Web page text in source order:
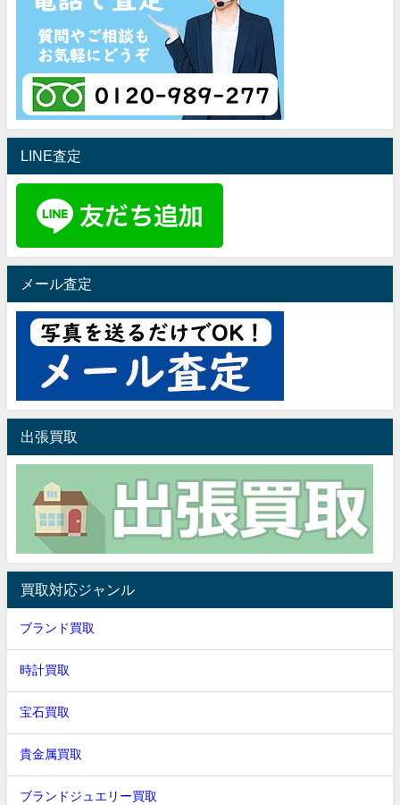
LINE査定
メール査定
出張買取
買取対応ジャンル
ブランド買取
時計買取
宝石買取
貴金属買取
ブランドジュエリー買取